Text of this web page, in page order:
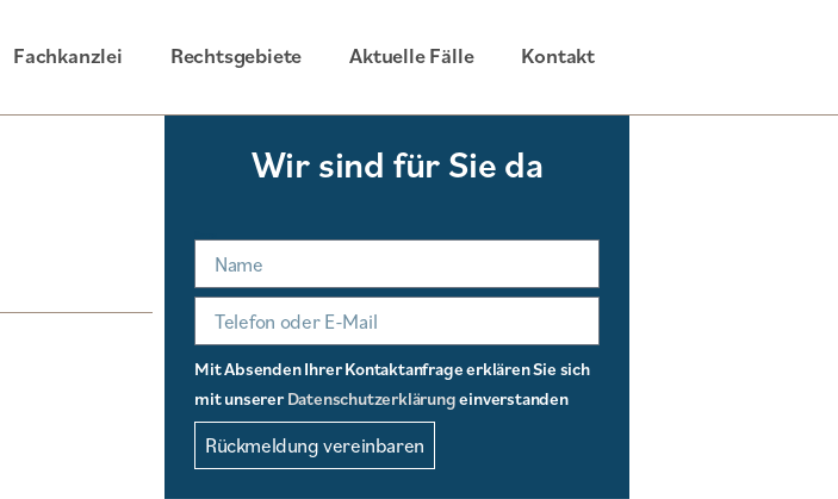
Fachkanzlei Rechtsgebiete Aktuelle Fälle Kontakt
Wir sind für Sie da
Mit Absenden Ihrer Kontaktanfrage erklären Sie sich
mit unsererDatenschutzerklärungeinverstanden
Rückmeldung vereinbaren